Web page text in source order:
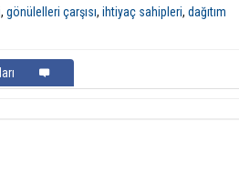
, gönülelleri çarşısı, ihtiyaç sahipleri, dağıtım